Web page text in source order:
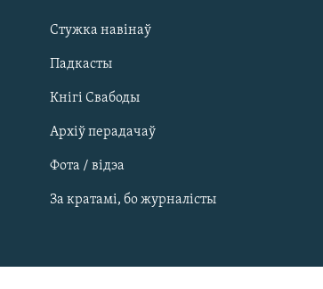
САЧЫЦЕ ЗА АБНАЎЛЕНЬНЯМІ
Стужка навінаў
Падкасты
Кнігі Свабоды
Архіў перадачаў
Фота / відэа
За кратамі, бо журналісты